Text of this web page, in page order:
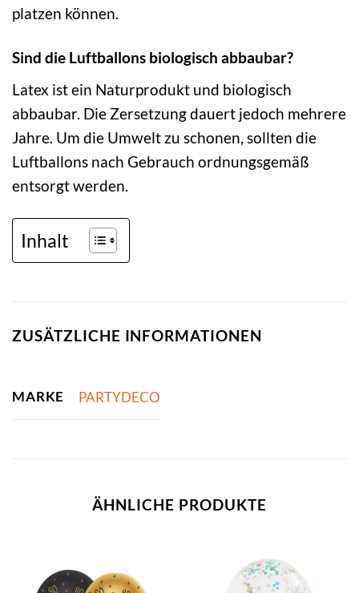
platzen können.
Sind die Luftballons biologisch abbaubar?
Latex ist ein Naturprodukt und biologisch
abbaubar. Die Zersetzung dauert jedoch mehrere
Jahre. Um die Umwelt zu schonen, sollten die
Luftballons nach Gebrauch ordnungsgemäß
entsorgt werden.
Inhalt
ZUSÄTZLICHE INFORMATIONEN
MARKE PARTYDECO
ÄHNLICHE PRODUKTE